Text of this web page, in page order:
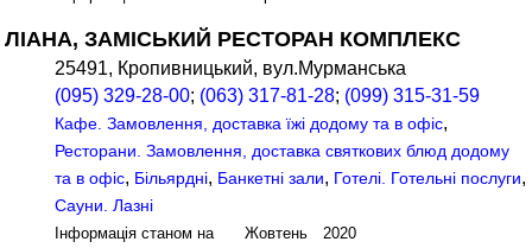
ЛІАНА, ЗАМІСЬКИЙ РЕСТОРАН КОМПЛЕКС
25491, Кропивницький, вул.Мурманська
(095) 329-28-00; (063) 317-81-28; (099) 315-31-59
Кафе. Замовлення, доставка їжі додому та в офіс,
Ресторани. Замовлення, доставка святкових блюд додому
та в офіс, Більярдні, Банкетні зали, Готелі. Готельні послуги,
Сауни. Лазні
Інформація станом на Жовтень 2020